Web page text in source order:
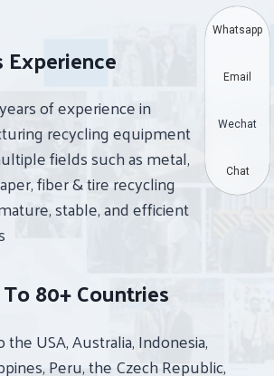
Experience
of experience in
recycling equipment
fields such as metal,
fiber & tire recycling
stable, and efficient
80+ Countries
USA, Australia, Indonesia,
Peru, the Czech Republic,
Whatsapp
Email
Wechat
Chat